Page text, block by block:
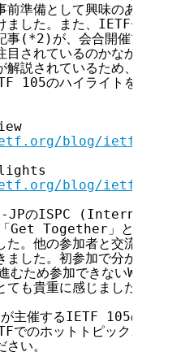
準備として興味のあるWG
ました。また、IETFチェ
事(*2)が、会合開催前に掲
目されているのかなかなか
解説されているため、大変
105のハイライトを紹介
blog/ietf105-
blog/ietf-
JPのISPC (Internet
Get Together」と呼ばれる
た。他の参加者と交流できた
ました。初参加で分からな
むため参加できないWGもあ
も貴重に感じました。
主催するIETF 105の報告
でのホットトピックスや、
い。